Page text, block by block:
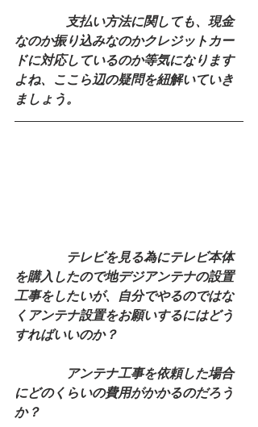
支払い方法に関しても、現金
なのか振り込みなのかクレジットカー
ドに対応しているのか等気になります
よね、ここら辺の疑問を紐解いていき
ましょう。
テレビを見る為にテレビ本体
を購入したので地デジアンテナの設置
工事をしたいが、自分でやるのではな
くアンテナ設置をお願いするにはどう
すればいいのか？
アンテナ工事を依頼した場合
にどのくらいの費用がかかるのだろう
か？